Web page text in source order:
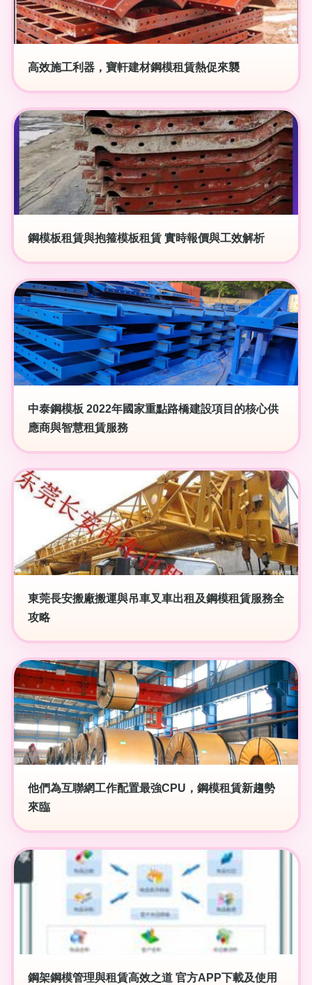
高效施工利器，寶軒建材鋼模租賃熱促來襲
鋼模板租賃與抱箍模板租賃 實時報價與工效解析
中泰鋼模板 2022年國家重點路橋建設項目的核心供
應商與智慧租賃服務
東莞長安搬廠搬運與吊車叉車出租及鋼模租賃服務全
攻略
他們為互聯網工作配置最強CPU，鋼模租賃新趨勢
來臨
鋼架鋼模管理與租賃高效之道 官方APP下載及使用